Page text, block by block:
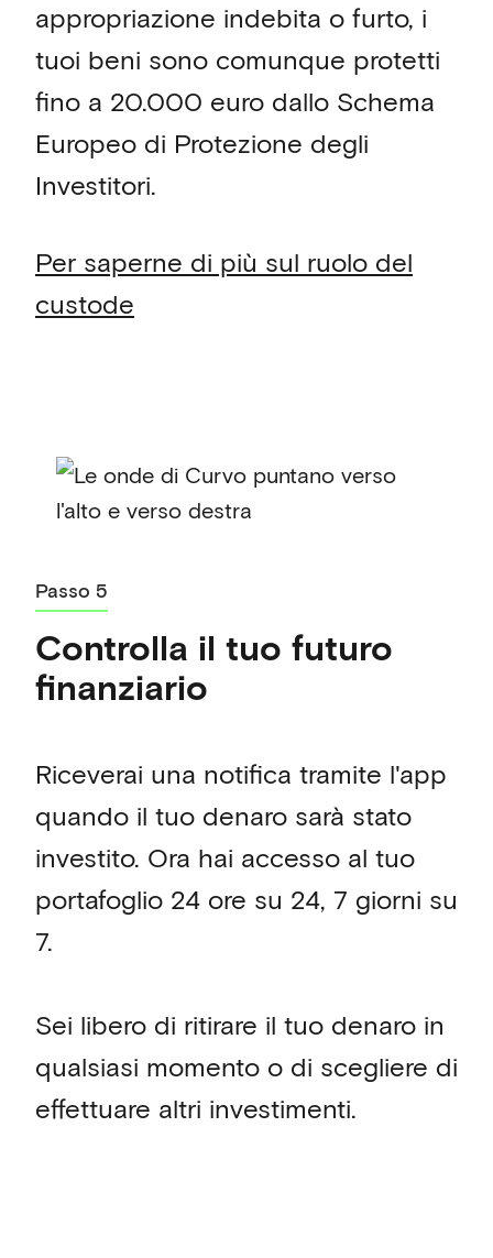
appropriazione indebita o furto, i
tuoi beni sono comunque protetti
fino a 20.000 euro dallo Schema
Europeo di Protezione degli
Investitori.
Per saperne di più sul ruolo del
custode
Passo 5
Controlla il tuo futuro
finanziario
Riceverai una notifica tramite l'app
quando il tuo denaro sarà stato
investito. Ora hai accesso al tuo
portafoglio 24 ore su 24, 7 giorni su
7.
Sei libero di ritirare il tuo denaro in
qualsiasi momento o di scegliere di
effettuare altri investimenti.